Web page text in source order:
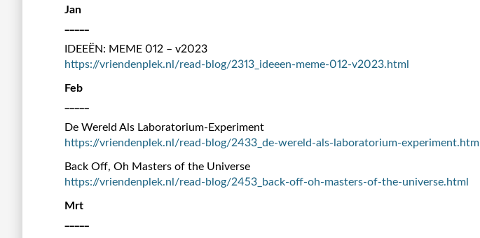
Jan
IDEEËN: MEME 012 – v2023
https://vriendenplek.nl/read-blog/2313_ideeen-meme-012-v2023.html
Feb
De Wereld Als Laboratorium-Experiment
https://vriendenplek.nl/read-blog/2433_de-wereld-als-laboratorium-experiment.html
Back Off, Oh Masters of the Universe
https://vriendenplek.nl/read-blog/2453_back-off-oh-masters-of-the-universe.html
Mrt